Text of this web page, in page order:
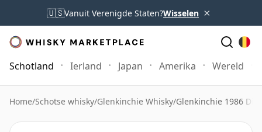
🇺🇸Vanuit Verenigde Staten?Wisselen ×
Schotland Ierland Japan Amerika Wereld
Home/Schotse whisky/Glenkinchie Whisky/Glenkinchie 1986